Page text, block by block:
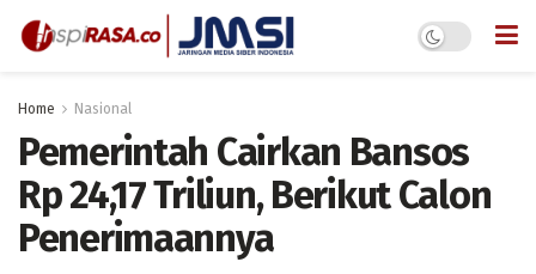
Home Nasional
Pemerintah Cairkan Bansos
Rp 24,17 Triliun, Berikut Calon
Penerimaannya